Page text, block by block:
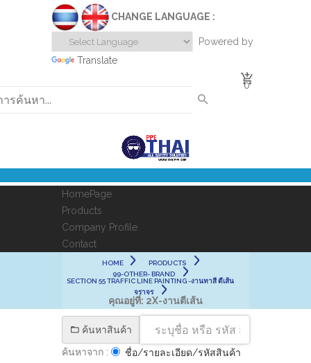
CHANGE LANGUAGE :
Powered by
Translate
0
HomePage
Products
Company Profile
Contact
HOME
PRODUCTS
99-OTHER- BRAND
SECTION 55 TRAFFIC LINE PAINTING -งานทาสี ตีเส้น
จราจร
คุณอยู่ที่: 2X-งานตีเส้น
ค้นหาสินค้า
ค้นหาจาก :
ชื่อ/รายละเอียด/รหัสสินค้า